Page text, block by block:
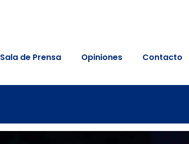
Sala de Prensa Opiniones Contacto